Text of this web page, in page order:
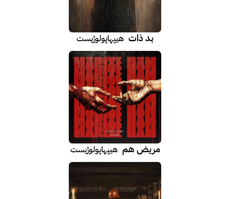
بد ذات هیپهاپولوژیست
مریض هم هیپهاپولوژیست